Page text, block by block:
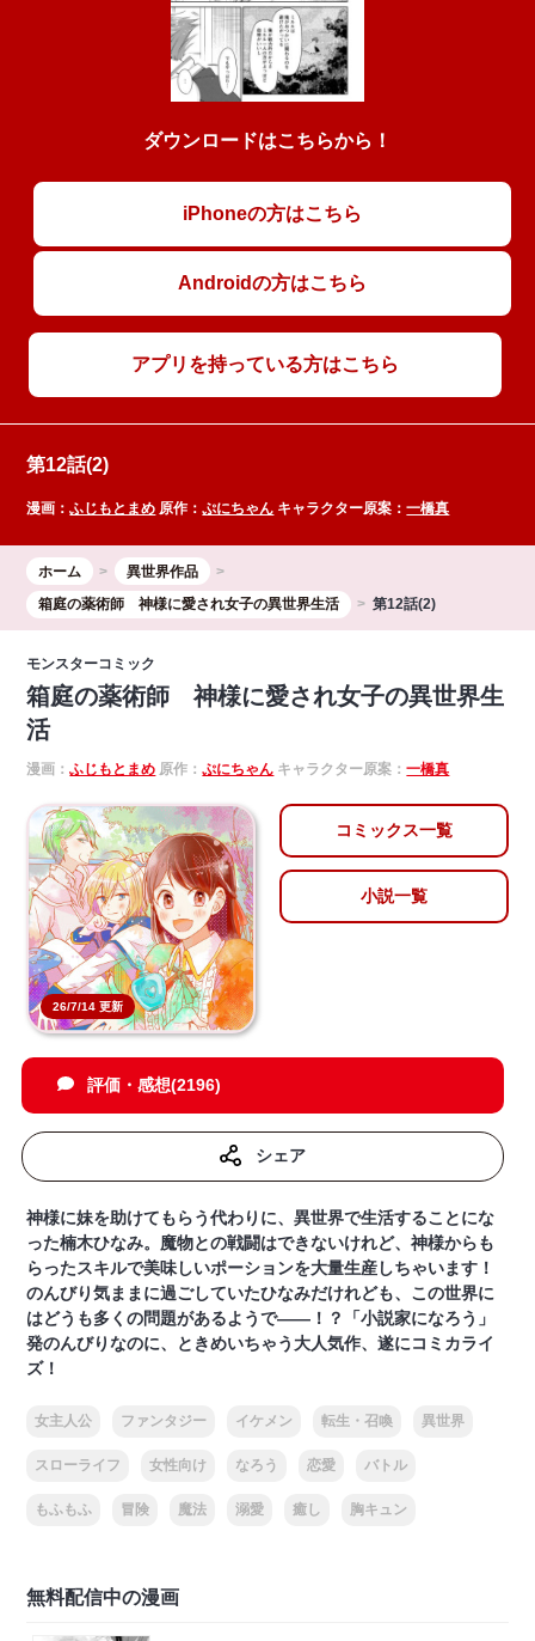
ダウンロードはこちらから！
iPhoneの方はこちら
Androidの方はこちら
アプリを持っている方はこちら
第12話(2)
漫画：ふじもとまめ 原作：ぷにちゃん キャラクター原案：一橋真
ホーム
異世界作品
箱庭の薬術師 神様に愛され女子の異世界生活
第12話(2)
モンスターコミック
箱庭の薬術師 神様に愛され女子の異世界生
活
漫画：ふじもとまめ 原作：ぷにちゃん キャラクター原案：一橋真
26/7/14 更新
コミックス一覧
小説一覧
評価・感想(2196)
シェア
神様に妹を助けてもらう代わりに、異世界で生活することにな
った楠木ひなみ。魔物との戦闘はできないけれど、神様からも
らったスキルで美味しいポーションを大量生産しちゃいます！
のんびり気ままに過ごしていたひなみだけれども、この世界に
はどうも多くの問題があるようで――！？‎「小説家になろう」
発のんびりなのに、ときめいちゃう大人気作、遂にコミカライ
ズ！‎
女主人公 ファンタジー イケメン 転生・召喚 異世界
スローライフ 女性向け なろう 恋愛 バトル
もふもふ 冒険 魔法 溺愛 癒し 胸キュン
無料配信中の漫画